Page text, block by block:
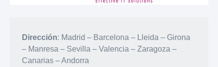
Dirección: Madrid – Barcelona – Lleida – Girona
– Manresa – Sevilla – Valencia – Zaragoza –
Canarias – Andorra